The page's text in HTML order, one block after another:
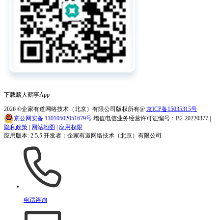
下载薪人薪事App
2026 ©企家有道网络技术（北京）有限公司版权所有@ 京ICP备15035315号
京公网安备 11010502051679号 增值电信业务经营许可证编号：B2-20220377 |
隐私政策
网站地图
应用权限
应用版本: 2.5.5 开发者：企家有道网络技术（北京）有限公司
电话咨询